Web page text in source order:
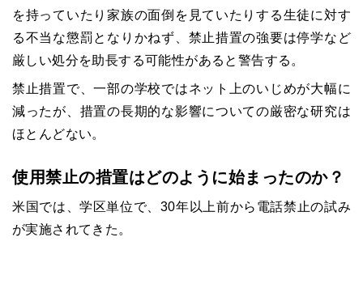
を持っていたり家族の面倒を見ていたりする生徒に対す
る不当な懲罰となりかねず、禁止措置の強要は停学など
厳しい処分を助長する可能性があると警告する。
禁止措置で、一部の学校ではネット上のいじめが大幅に
減ったが、措置の長期的な影響についての厳密な研究は
ほとんどない。
使用禁止の措置はどのように始まったのか？
米国では、学区単位で、30年以上前から電話禁止の試み
が実施されてきた。